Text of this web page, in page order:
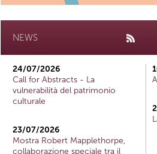
NEWS
24/07/2026
Call for Abstracts - La
vulnerabilità del patrimonio
culturale
23/07/2026
Mostra Robert Mapplethorpe,
collaborazione speciale tra il